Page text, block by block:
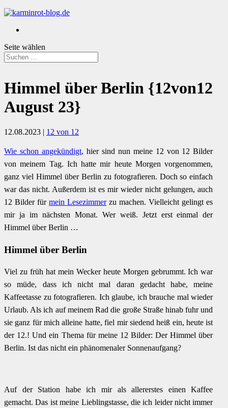
Seite wählen
Himmel über Berlin {12von12
August 23}
12.08.2023 | 12 von 12
Wie schon angekündigt, hier sind nun meine 12 von 12 Bilder
von meinem Tag. Ich hatte mir heute Morgen vorgenommen,
ganz viel Himmel über Berlin zu fotografieren. Doch so einfach
war das nicht. Außerdem ist es mir wieder nicht gelungen, auch
12 Bilder fürmein Lesezimmerzu machen. Vielleicht gelingt es
mir ja im nächsten Monat. Wer weiß. Jetzt erst einmal der
Himmel über Berlin …
Himmel über Berlin
Viel zu früh hat mein Wecker heute Morgen gebrummt. Ich war
so müde, dass ich nicht mal daran gedacht habe, meine
Kaffeetasse zu fotografieren. Ich glaube, ich brauche mal wieder
Urlaub. Als ich auf meinem Rad die große Straße hinab fuhr und
sie ganz für mich alleine hatte, fiel mir siedend heiß ein, heute ist
der 12.! Und ein Thema für meine 12 Bilder: Der Himmel über
Berlin. Ist das nicht ein phänomenaler Sonnenaufgang?
Auf der Station habe ich mir als allererstes einen Kaffee
gemacht. Das ist meine Lieblingstasse, die ich leider nicht immer